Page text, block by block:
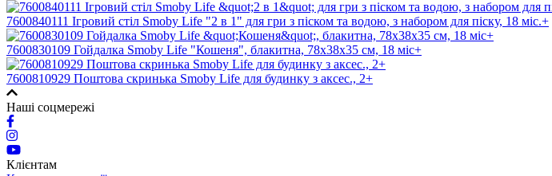
7600840111 Ігровий стіл Smoby Life "2 в 1" для гри з піском та водою, з набором для піску, 18 міс.+
7600830109 Гойдалка Smoby Life "Кошеня", блакитна, 78х38х35 см, 18 міс+
7600810929 Поштова скринька Smoby Life для будинку з аксес., 2+
Наші соцмережі
Клієнтам